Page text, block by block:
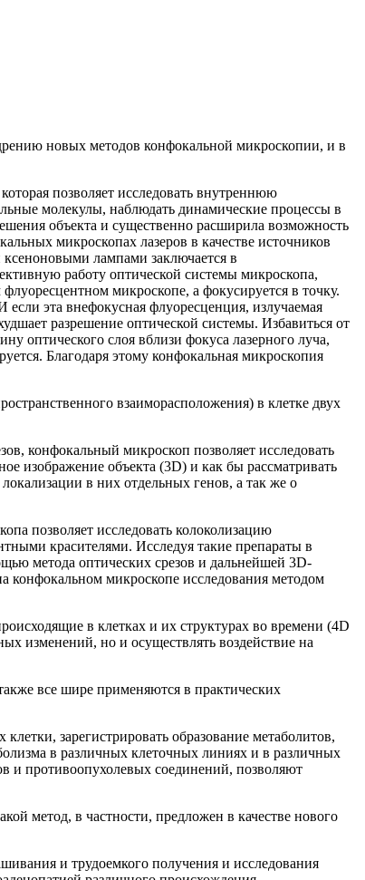
новых методов конфокальной микроскопии, и в
позволяет исследовать внутреннюю
молекулы, наблюдать динамические процессы в
объекта и существенно расширила возможность
микроскопах лазеров в качестве источников
лампами заключается в
работу оптической системы микроскопа,
микроскопе, а фокусируется в точку.
эта внефокусная флуоресценция, излучаемая
разрешение оптической системы. Избавиться от
оптического слоя вблизи фокуса лазерного луча,
Благодаря этому конфокальная микроскопия
взаиморасположения) в клетке двух
конфокальный микроскоп позволяет исследовать
изображение объекта (3D) и как бы рассматривать
в них отдельных генов, а так же о
позволяет исследовать колоколизацию
красителями. Исследуя такие препараты в
метода оптических срезов и дальнейшей 3D-
конфокальном микроскопе исследования методом
в клетках и их структурах во времени (4D
изменений, но и осуществлять воздействие на
все шире применяются в практических
зарегистрировать образование метаболитов,
в различных клеточных линиях и в различных
и противоопухолевых соединений, позволяют
метод, в частности, предложен в качестве нового
и трудоемкого получения и исследования